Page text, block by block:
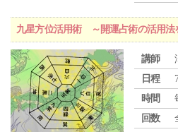
九星方位活用術 ～開運占術の活用法
講師
日程
時間
回数